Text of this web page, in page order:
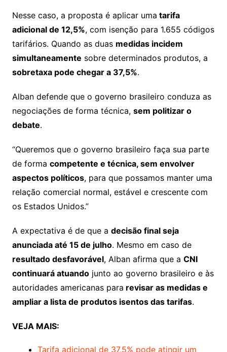
Nesse caso, a proposta é aplicar uma tarifa
adicional de 12,5%, com isenção para 1.655 códigos
tarifários. Quando as duas medidas incidem
simultaneamente sobre determinados produtos, a
sobretaxa pode chegar a 37,5%.
Alban defende que o governo brasileiro conduza as
negociações de forma técnica, sem politizar o
debate.
“Queremos que o governo brasileiro faça sua parte
de forma competente e técnica, sem envolver
aspectos políticos, para que possamos manter uma
relação comercial normal, estável e crescente com
os Estados Unidos.”
A expectativa é de que a decisão final seja
anunciada até 15 de julho. Mesmo em caso de
resultado desfavorável, Alban afirma que a CNI
continuará atuandojunto ao governo brasileiro e às
autoridades americanas para revisar as medidas e
ampliar a lista de produtos isentos das tarifas.
VEJA MAIS:
Tarifa adicional de 37,5% pode atingir um